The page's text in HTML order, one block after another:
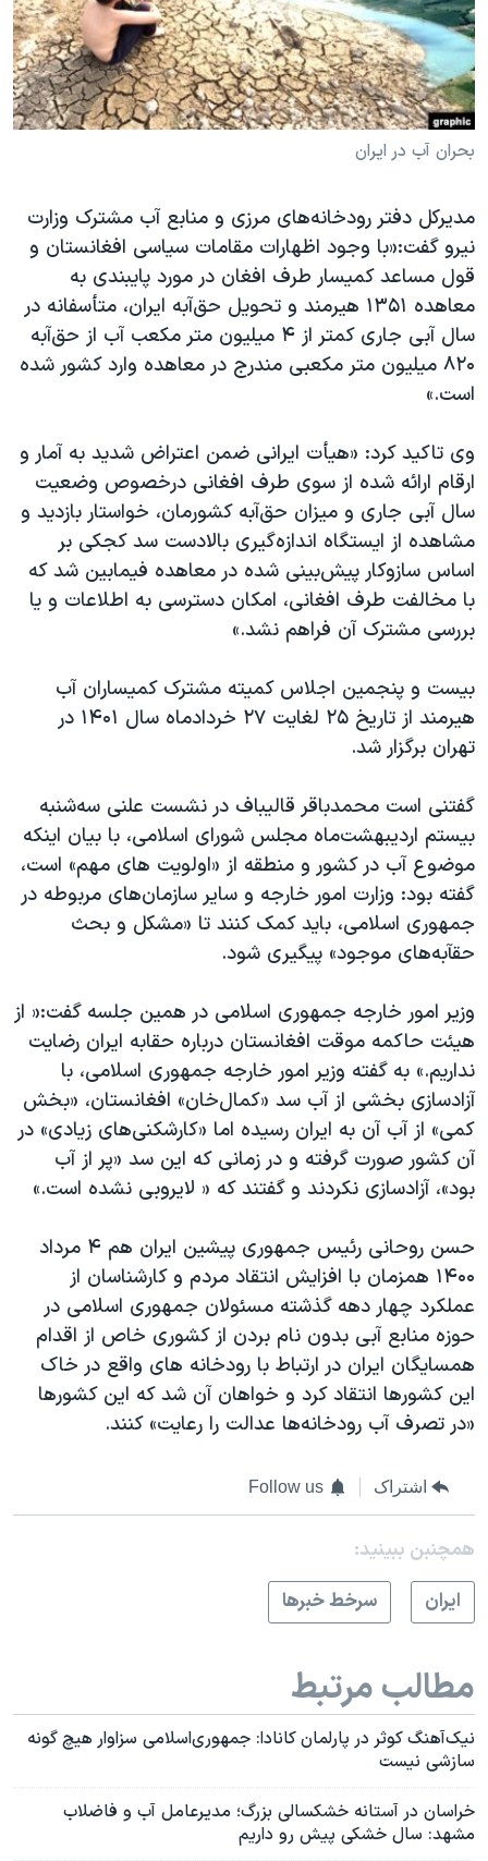
فرهنگ و زندگی
حقوق شهروندی
اقتصادی
گالری عکس
آرشیو پخش زنده
مستندها
انتخابات ریاست جمهوری آمریکا ۲۰۲۴
حمله جمهوری اسلامی به اسرائیل
اعتراضات زن، زندگی، آزادی
مجموعه مستندهای دادخواهی
تریبونال مردمی آبان ۹۸
دادگاه حمید نوری
چهل سال گروگان‌گیری
اعتراضات مردمی آبان ۹۸
اسرائیل در جنگ
نرگس محمدی برنده جایزه نوبل صلح
همایش محافظه‌کاران آمریکا «سی‌پک»
صفحه‌های ویژه
سفر پرزیدنت ترامپ به چین
دنبال کنید
زبانهای مختلف
بحران آب در ایران
مدیرکل دفتر رودخانه‌های مرزی و منابع آب مشترک وزارت
نیرو گفت:«با وجود اظهارات مقامات سیاسی افغانستان و
قول مساعد کمیسار طرف افغان در مورد پایبندی به
معاهده ۱۳۵۱ هیرمند و تحویل حق‌آبه ایران، متأسفانه در
سال آبی جاری کمتر از ۴ میلیون متر مکعب آب از حق‌آبه
۸۲۰ میلیون متر مکعبی مندرج در معاهده وارد کشور شده
است.»
وی تاکید کرد: «هیأت ایرانی ضمن اعتراض شدید به آمار و
ارقام ارائه شده از سوی طرف افغانی درخصوص وضعیت
سال آبی جاری و میزان حق‌آبه کشورمان، خواستار بازدید و
مشاهده از ایستگاه اندازه‌گیری بالادست سد کجکی بر
اساس سازوکار پیش‌بینی شده در معاهده فیمابین شد که
با مخالفت طرف افغانی، امکان دسترسی به اطلاعات و یا
بررسی مشترک آن فراهم نشد.»
بیست و پنجمین اجلاس کمیته مشترک کمیساران آب
هیرمند از تاریخ ۲۵ لغایت ۲۷ خردادماه سال ۱۴۰۱ در
تهران برگزار شد.
گفتنی است محمدباقر قالیباف در نشست علنی سه‌شنبه
بیستم اردیبهشت‌ماه مجلس شورای اسلامی، با بیان اینکه
موضوع آب در کشور و منطقه از «اولویت های مهم» است،
گفته بود: وزارت امور خارجه و سایر سازمان‌های مربوطه در
جمهوری اسلامی، باید کمک کنند تا «مشکل و بحث
حقآبه‌های موجود» پیگیری شود.
وزیر امور خارجه جمهوری اسلامی در همین جلسه گفت:« از
هیئت حاکمه موقت افغانستان درباره حقابه ایران رضایت
نداریم.» به گفته وزیر امور خارجه جمهوری اسلامی، با
آزادسازی بخشی از آب سد «کمال‌خان» افغانستان، «بخش
کمی» از آب آن به ایران رسیده اما «کارشکنی‌های زیادی» در
آن کشور صورت گرفته و در زمانی که این سد «پر از آب
بود»، آزادسازی نکردند و گفتند که « لایروبی نشده است.»
حسن روحانی رئیس جمهوری پیشین ایران هم ۴ مرداد
۱۴۰۰ همزمان با افزایش انتقاد مردم و کارشناسان از
عملکرد چهار دهه گذشته مسئولان جمهوری اسلامی در
حوزه منابع آبی بدون نام بردن از کشوری خاص از اقدام
همسایگان ایران در ارتباط با رودخانه های واقع در خاک
این کشورها انتقاد کرد و خواهان آن شد که این کشورها
«در تصرف آب رودخانه‌ها عدالت را رعایت» کنند.
اشتراک Follow us
همچنبن ببینید:
ايران
سرخط خبرها
مطالب مرتبط
نیک‌آهنگ کوثر در پارلمان کانادا: جمهوری‌اسلامی سزاوار هیچ‌ گونه
سازشی نیست
خراسان در آستانه خشکسالی بزرگ؛‌ مدیرعامل آب و فاضلاب
مشهد: سال خشکی پیش رو داریم